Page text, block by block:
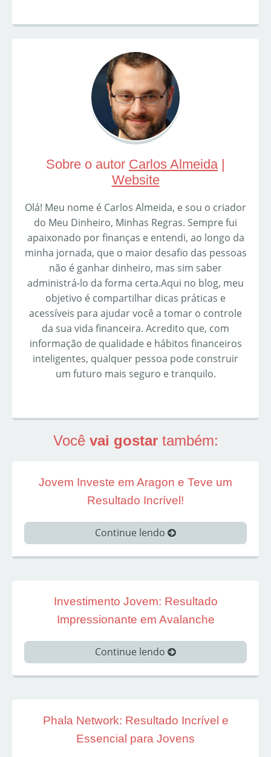
Sobre o autor Carlos Almeida|
Website
Olá! Meu nome é Carlos Almeida, e sou o criador
do Meu Dinheiro, Minhas Regras. Sempre fui
apaixonado por finanças e entendi, ao longo da
minha jornada, que o maior desafio das pessoas
não é ganhar dinheiro, mas sim saber
administrá-lo da forma certa.Aqui no blog, meu
objetivo é compartilhar dicas práticas e
acessíveis para ajudar você a tomar o controle
da sua vida financeira. Acredito que, com
informação de qualidade e hábitos financeiros
inteligentes, qualquer pessoa pode construir
um futuro mais seguro e tranquilo.
Você vai gostartambém:
Jovem Investe em Aragon e Teve um
Resultado Incrível!
Continue lendo
Investimento Jovem: Resultado
Impressionante em Avalanche
Continue lendo
Phala Network: Resultado Incrível e
Essencial para Jovens